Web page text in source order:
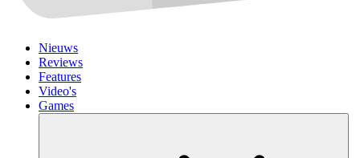
Nieuws
Reviews
Features
Video's
Games